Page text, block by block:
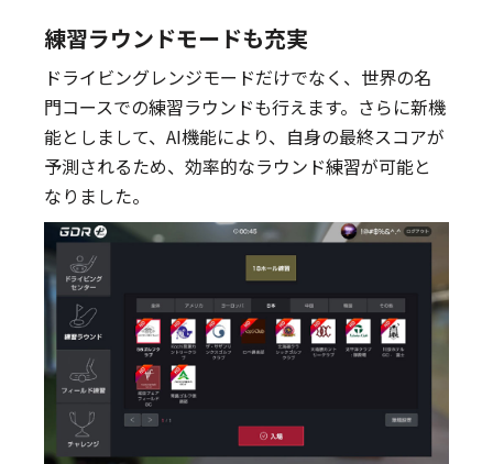
練習ラウンドモードも充実
ドライビングレンジモードだけでなく、世界の名
門コースでの練習ラウンドも行えます。さらに新機
能としまして、AI機能により、自身の最終スコアが
予測されるため、効率的なラウンド練習が可能と
なりました。